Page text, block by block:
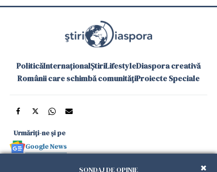
PoliticăInternaționalȘtiriLifestyleDiaspora creativă
Românii care schimbă comunitățiProiecte Speciale
Urmăriți-ne și pe
Google News
SONDAJ DE OPINIE